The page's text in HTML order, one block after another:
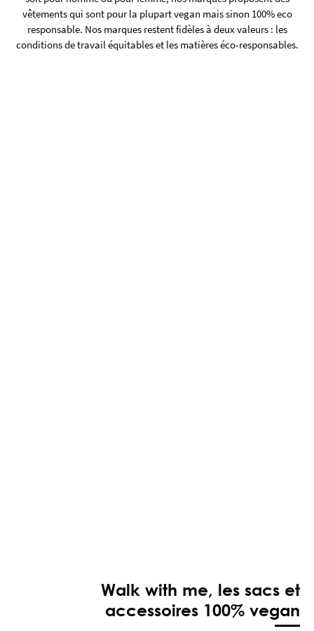
vêtements qui sont pour la plupart vegan mais sinon 100% eco
responsable. Nos marques restent fidèles à deux valeurs : les
conditions de travail équitables et les matières éco-responsables.
Walk with me, les sacs et
accessoires 100% vegan